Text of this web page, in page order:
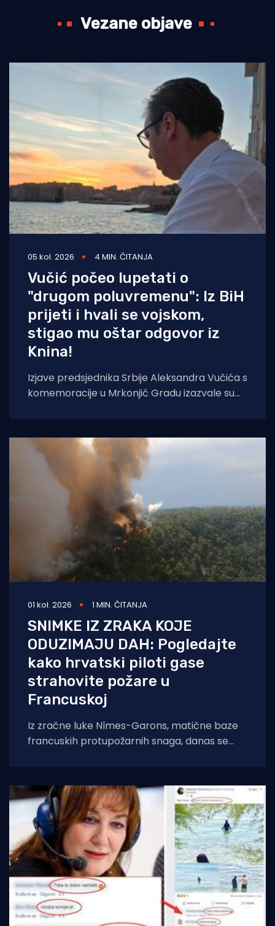
Vezane objave
05 kol. 2026 4 MIN. ČITANJA
Vučić počeo lupetati o
"drugom poluvremenu": Iz BiH
prijeti i hvali se vojskom,
stigao mu oštar odgovor iz
Knina!
Izjave predsjednika Srbije Aleksandra Vučića s
komemoracije u Mrkonjić Gradu izazvale su
01 kol. 2026 1 MIN. ČITANJA
SNIMKE IZ ZRAKA KOJE
ODUZIMAJU DAH: Pogledajte
kako hrvatski piloti gase
strahovite požare u
Francuskoj
Iz zračne luke Nîmes-Garons, matične baze
francuskih protupožarnih snaga, danas se